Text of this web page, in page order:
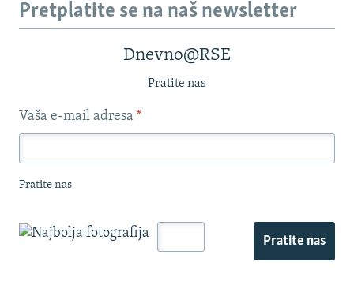
Pretplatite se na naš newsletter
Dnevno@RSE
Pratite nas
Vaša e-mail adresa *
Pratite nas
Pratite nas